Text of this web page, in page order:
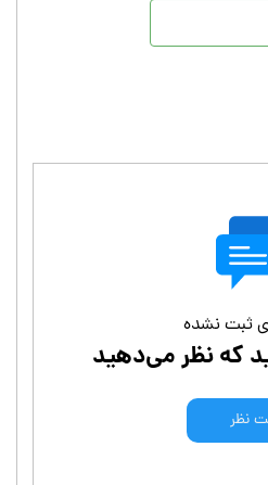
ثبت نشده
که نظر می‌دهید
نظر